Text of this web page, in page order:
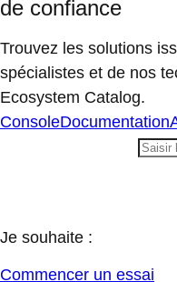
de confiance
Trouvez les solutions
spécialistes et de nos
Ecosystem Catalog.
ConsoleDocumentation
Je souhaite :
Commencer un essai